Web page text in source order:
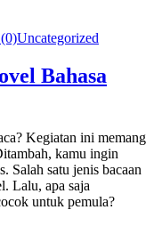
Uncategorized
Bahasa
Kegiatan ini memang
kamu ingin
Salah satu jenis bacaan
Lalu, apa saja
untuk pemula?